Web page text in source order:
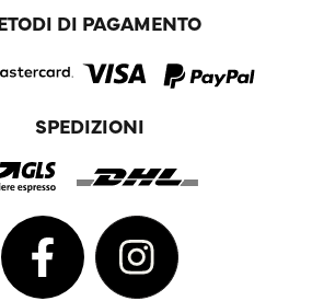
DI PAGAMENTO
SPEDIZIONI